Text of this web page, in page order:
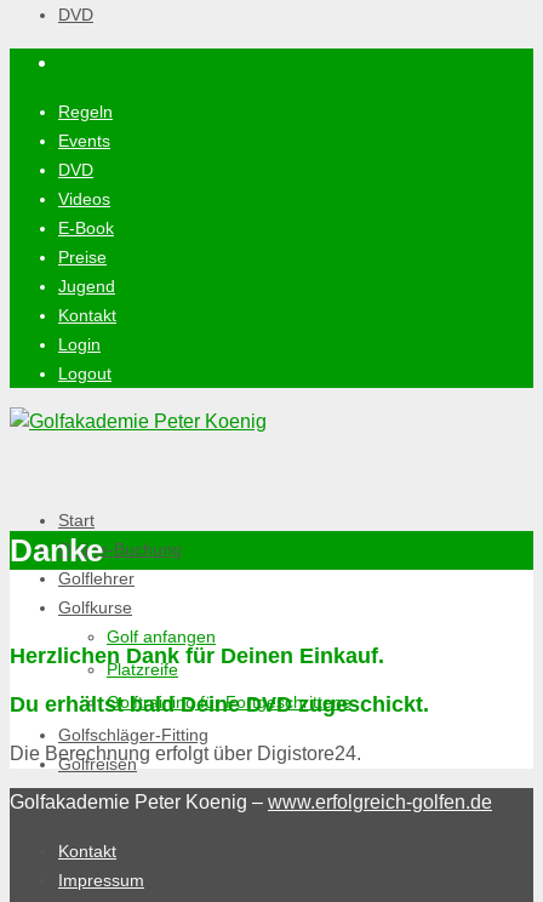
DVD
Regeln
Events
DVD
Videos
E-Book
Preise
Jugend
Kontakt
Login
Logout
Start
Online-Buchung
Golflehrer
Golfkurse
Golf anfangen
Platzreife
Golftraining für Fortgeschrittene
Golfschläger-Fitting
Golfreisen
Danke
Herzlichen Dank für Deinen Einkauf.
Du erhältst bald Deine DVD zugeschickt.
Die Berechnung erfolgt über Digistore24.
Golfakademie Peter Koenig – www.erfolgreich-golfen.de
Kontakt
Impressum